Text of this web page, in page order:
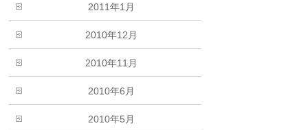
2011年1月
2010年12月
2010年11月
2010年6月
2010年5月